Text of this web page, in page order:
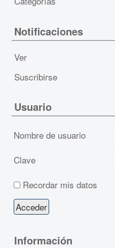
Notificaciones
Ver
Suscribirse
Usuario
Nombre de usuario
Clave
Recordar mis datos
Información